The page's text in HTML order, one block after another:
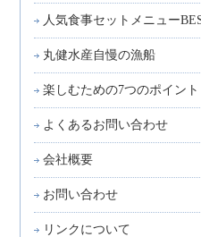
人気食事セットメニュー
丸健水産自慢の漁船
楽しむための7つのポイント
よくあるお問い合わせ
会社概要
お問い合わせ
リンクについて